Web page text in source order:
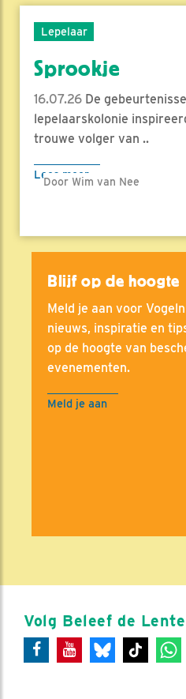
Lepelaar
Sprookje
16.07.26 De
lepelaarskolonie
trouwe volger van ..
Lees meer
Door Wim van Nee
Blijf op de hoogte
Meld je aan voor
nieuws, inspiratie en
op de hoogte van
evenementen.
Meld je aan
Volg Beleef de Lente